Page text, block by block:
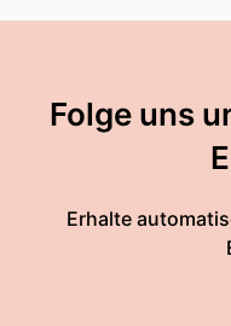
Folge uns
Erhalte